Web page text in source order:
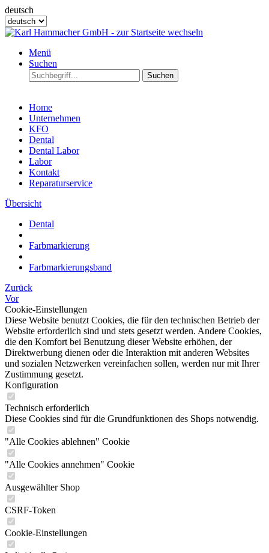
deutsch
Menü
Suchen
Suchen
Home
Unternehmen
KFO
Dental
Dental Labor
Labor
Kontakt
Reparaturservice
Übersicht
Dental
Farbmarkierung
Farbmarkierungsband
Zurück
Vor
Cookie-Einstellungen
Diese Website benutzt Cookies, die für den technischen Betrieb der
Website erforderlich sind und stets gesetzt werden. Andere Cookies,
die den Komfort bei Benutzung dieser Website erhöhen, der
Direktwerbung dienen oder die Interaktion mit anderen Websites
und sozialen Netzwerken vereinfachen sollen, werden nur mit Ihrer
Zustimmung gesetzt.
Konfiguration
Technisch erforderlich
Diese Cookies sind für die Grundfunktionen des Shops notwendig.
"Alle Cookies ablehnen" Cookie
"Alle Cookies annehmen" Cookie
Ausgewählter Shop
CSRF-Token
Cookie-Einstellungen